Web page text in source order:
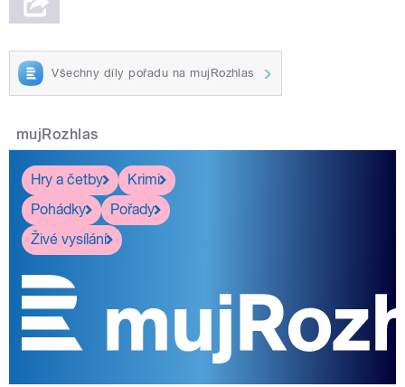
Všechny díly pořadu na mujRozhlas
mujRozhlas
Hry a četby
Krimi
Pohádky
Pořady
Živé vysílání